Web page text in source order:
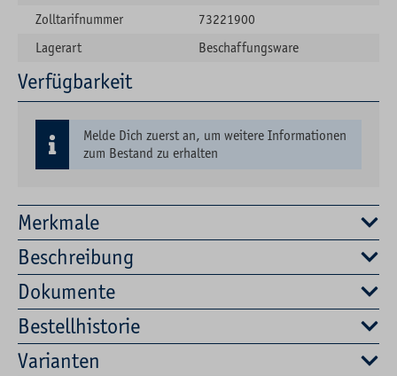
Merkmale
Beschreibung
Dokumente
Bestellhistorie
Varianten
Zolltarifnummer
73221900
Lagerart
Beschaffungsware
Verfügbarkeit
Melde Dich zuerst an, um weitere Informationen
zum Bestand zu erhalten